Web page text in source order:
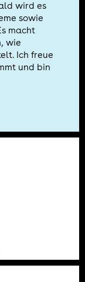
wird es
sowie
macht
wie
Ich freue
und bin